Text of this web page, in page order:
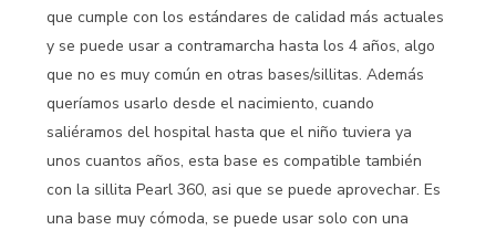
que cumple con los estándares de calidad más actuales
y se puede usar a contramarcha hasta los 4 años, algo
que no es muy común en otras bases/sillitas. Además
queríamos usarlo desde el nacimiento, cuando
saliéramos del hospital hasta que el niño tuviera ya
unos cuantos años, esta base es compatible también
con la sillita Pearl 360, asi que se puede aprovechar. Es
una base muy cómoda, se puede usar solo con una